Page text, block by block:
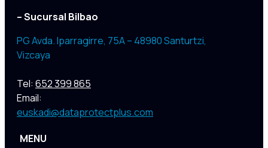
– Sucursal Bilbao
PG Avda. Iparragirre, 75A – 48980 Santurtzi,
Vizcaya
Tel: 652 399 865
Email:
euskadi@dataprotectplus.com
MENU